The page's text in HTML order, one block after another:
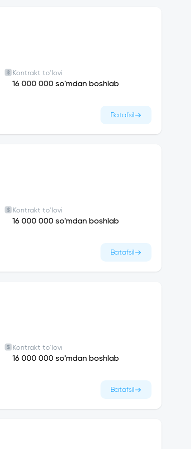
Kontrakt to'lovi
16 000 000 so'mdan boshlab
Batafsil
Kontrakt to'lovi
16 000 000 so'mdan boshlab
Batafsil
Kontrakt to'lovi
16 000 000 so'mdan boshlab
Batafsil